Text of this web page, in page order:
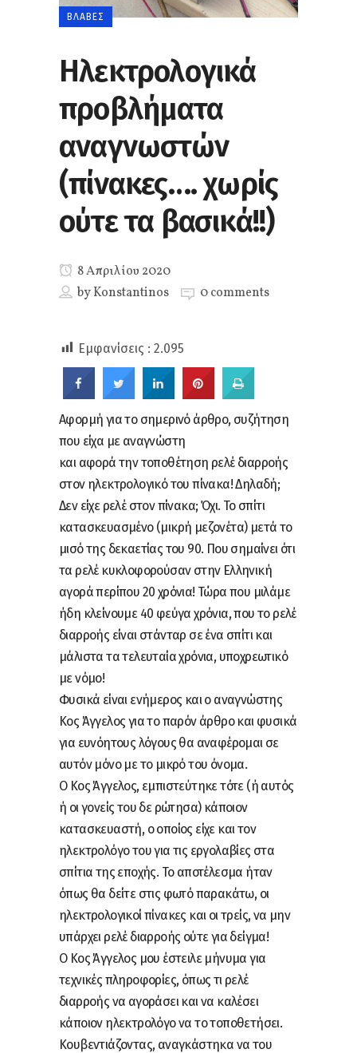
ΒΛΆΒΕΣ
Ηλεκτρολογικά
προβλήματα
αναγνωστών
(πίνακες…. χωρίς
ούτε τα βασικά!!)
8 Απριλίου 2020
byKonstantinos 0 comments
Εμφανίσεις : 2.095
Αφορμή για το σημερινό άρθρο, συζήτηση
που είχα με αναγνώστη
και αφορά την τοποθέτηση ρελέ διαρροής
στον ηλεκτρολογικό του πίνακα! Δηλαδή;
Δεν είχε ρελέ στον πίνακα; Όχι. Το σπίτι
κατασκευασμένο (μικρή μεζονέτα) μετά το
μισό της δεκαετίας του 90. Που σημαίνει ότι
τα ρελέ κυκλοφορούσαν στην Ελληνική
αγορά περίπου 20 χρόνια! Τώρα που μιλάμε
ήδη κλείνουμε 40 φεύγα χρόνια, που το ρελέ
διαρροής είναι στάνταρ σε ένα σπίτι και
μάλιστα τα τελευταία χρόνια, υποχρεωτικό
με νόμο!
Φυσικά είναι ενήμερος και ο αναγνώστης
Κος Άγγελος για το παρόν άρθρο και φυσικά
για ευνόητους λόγους θα αναφέρομαι σε
αυτόν μόνο με το μικρό του όνομα.
Ο Κος Άγγελος, εμπιστεύτηκε τότε (ή αυτός
ή οι γονείς του δε ρώτησα) κάποιον
κατασκευαστή, ο οποίος είχε και τον
ηλεκτρολόγο του για τις εργολαβίες στα
σπίτια της εποχής. Το αποτέλεσμα ήταν
όπως θα δείτε στις φωτό παρακάτω, οι
ηλεκτρολογικοί πίνακες και οι τρείς, να μην
υπάρχει ρελέ διαρροής ούτε για δείγμα!
Ο Κος Άγγελος μου έστειλε μήνυμα για
τεχνικές πληροφορίες, όπως τι ρελέ
διαρροής να αγοράσει και να καλέσει
κάποιον ηλεκτρολόγο να το τοποθετήσει.
Κουβεντιάζοντας, αναγκάστηκα να του